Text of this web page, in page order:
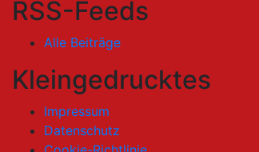
RSS-Feeds
Alle Beiträge
Kleingedrucktes
Impressum
Datenschutz